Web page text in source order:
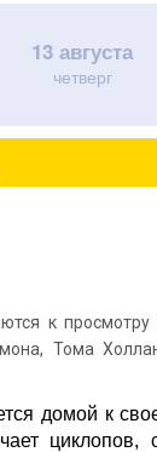
13 августа
четверг
к просмотру
Тома
домой к
циклопов,